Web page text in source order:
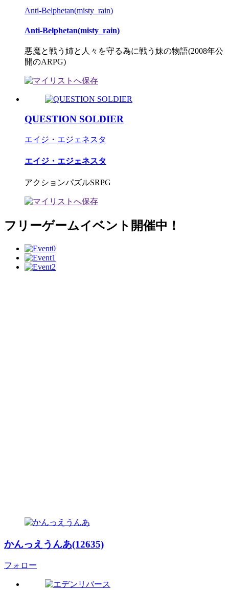
Anti-Belphetan(misty_rain)
Anti-Belphetan(misty_rain)
悪魔と戦う姉と人々を守る為に戦う妹の物語(2008年公
開のARPG)
QUESTION SOLDIER
エイジ・エジェネスタ
エイジ・エジェネスタ
アクションパズルSRPG
フリーゲームイベント開催中！
かんっえうんあ(12635)
フォロー